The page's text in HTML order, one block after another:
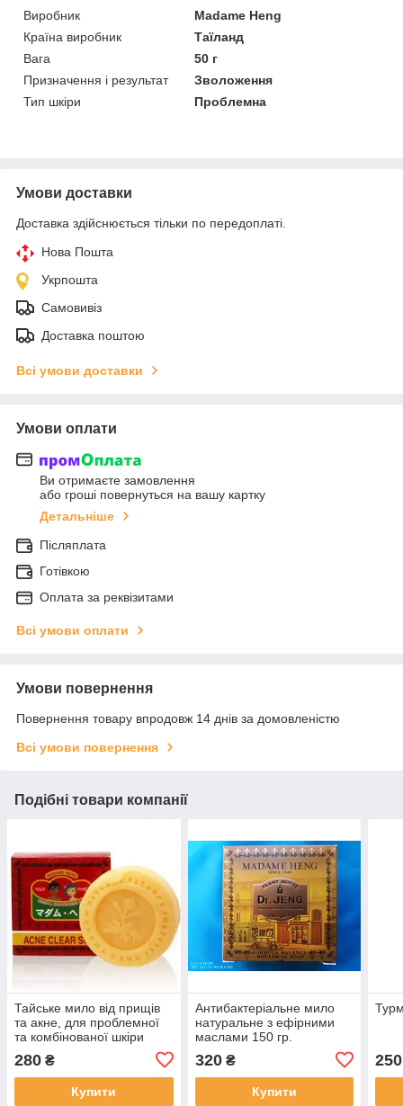
Виробник
Madame Heng
Країна виробник
Таїланд
Вага
50 г
Призначення і результат
Зволоження
Тип шкіри
Проблемна
Умови доставки
Доставка здійснюється тільки по передоплаті.
Нова Пошта
Укрпошта
Самовивіз
Доставка поштою
Всі умови доставки
Умови оплати
Ви отримаєте замовлення
або гроші повернуться на вашу картку
Детальніше
Післяплата
Готівкою
Оплата за реквізитами
Всі умови оплати
Умови повернення
Повернення товару впродовж 14 днів за домовленістю
Всі умови повернення
Подібні товари компанії
Тайське мило від прищів
та акне, для проблемної
та комбінованої шкіри
Madame Heng Acne Clear
Soap
280 ₴
Купити
Антибактеріальне мило
натуральне з ефірними
маслами 150 гр.
320₴
Купити
250